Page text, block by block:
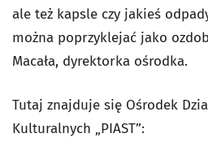
ale też kapsle czy jakieś
można poprzyklejać jako
Macała, dyrektorka ośrodka.
Tutaj znajduje się Ośrodek
Kulturalnych „PIAST”: